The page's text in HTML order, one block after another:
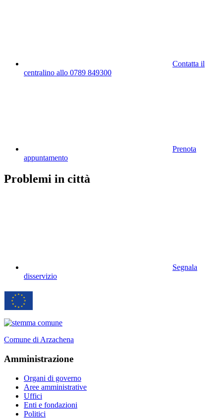
Contatta il
centralino allo 0789 849300
Prenota
appuntamento
Problemi in città
Segnala
disservizio
Comune di Arzachena
Amministrazione
Organi di governo
Aree amministrative
Uffici
Enti e fondazioni
Politici